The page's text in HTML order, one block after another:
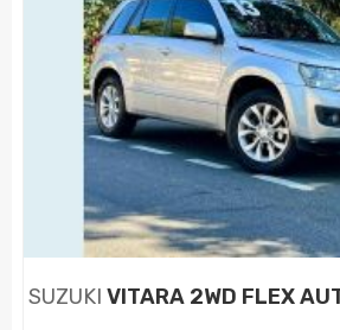
SUZUKI VITARA 2WD FLEX